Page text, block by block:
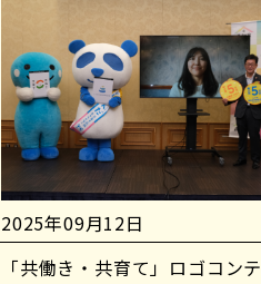
2025年09月12日
「共働き・共育て」ロゴコンテ